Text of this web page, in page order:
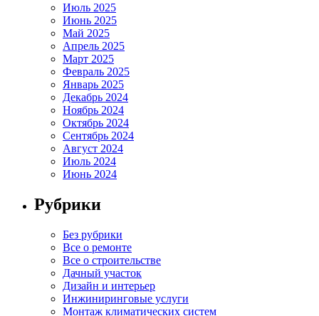
Июль 2025
Июнь 2025
Май 2025
Апрель 2025
Март 2025
Февраль 2025
Январь 2025
Декабрь 2024
Ноябрь 2024
Октябрь 2024
Сентябрь 2024
Август 2024
Июль 2024
Июнь 2024
Рубрики
Без рубрики
Все о ремонте
Все о строительстве
Дачный участок
Дизайн и интерьер
Инжиниринговые услуги
Монтаж климатических систем